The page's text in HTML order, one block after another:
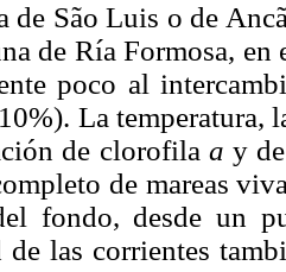
de São Luis o de
de Ría Formosa,
poco al
La
de clorofila a y
de mareas
fondo, desde un
de las corrientes